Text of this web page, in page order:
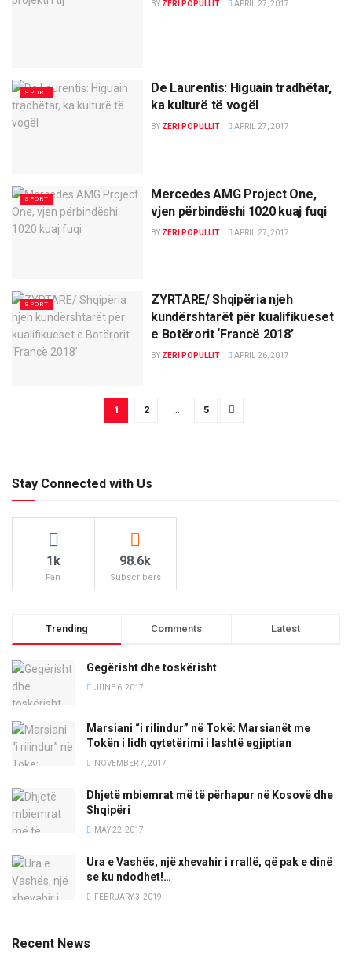
BY ZERI POPULLIT APRIL 27, 2017
SPORT
De Laurentis: Higuain tradhëtar,
ka kulturë të vogël
BY ZERI POPULLIT APRIL 27, 2017
SPORT
Mercedes AMG Project One,
vjen përbindëshi 1020 kuaj fuqi
BY ZERI POPULLIT APRIL 27, 2017
SPORT
ZYRTARE/ Shqipëria njeh
kundërshtarët për kualifikueset
e Botërorit ‘Francë 2018’
BY ZERI POPULLIT APRIL 26, 2017
1 2 5
Stay Connected with Us
1k
Fan
98.6k
Subscribers
Trending Comments Latest
Gegërisht dhe toskërisht
JUNE 6, 2017
Marsiani “i rilindur” në Tokë: Marsianët me
Tokën i lidh qytetërimi i lashtë egjiptian
NOVEMBER 7, 2017
Dhjetë mbiemrat më të përhapur në Kosovë dhe
Shqipëri
MAY 22, 2017
Ura e Vashës, një xhevahir i rrallë, që pak e dinë
se ku ndodhet!…
FEBRUARY 3, 2019
Recent News